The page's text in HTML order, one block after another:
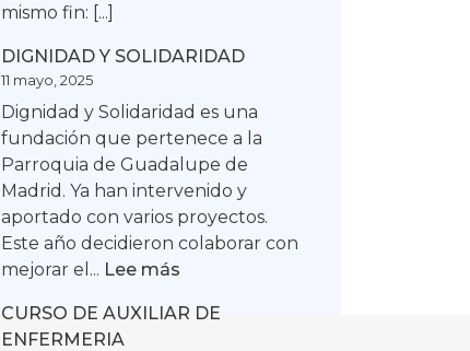
mismo fin: [...]
DIGNIDAD Y SOLIDARIDAD
11 mayo, 2025
Dignidad y Solidaridad es una
fundación que pertenece a la
Parroquia de Guadalupe de
Madrid. Ya han intervenido y
aportado con varios proyectos.
Este año decidieron colaborar con
mejorar el... Lee más:
Y
CURSO DE AUXILIAR DE
ENFERMERIA